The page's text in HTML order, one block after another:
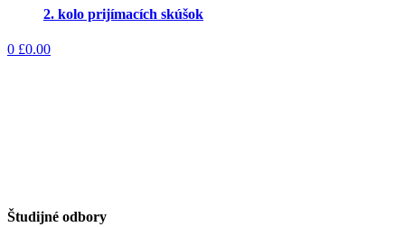
2. kolo prijímacích skúšok
0 £0.00
Študijné odbory